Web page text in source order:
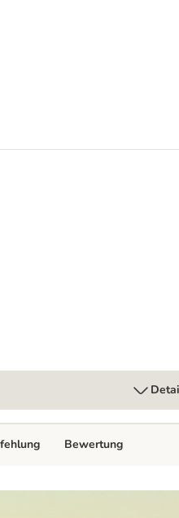
Bewertung